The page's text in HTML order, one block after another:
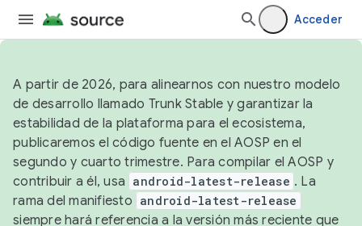
Acceder
A partir de 2026, para alinearnos con nuestro modelo
de desarrollo llamado Trunk Stable y garantizar la
estabilidad de la plataforma para el ecosistema,
publicaremos el código fuente en el AOSP en el
segundo y cuarto trimestre. Para compilar el AOSP y
contribuir a él, usa android-latest-release . La
rama del manifiesto android-latest-release
siempre hará referencia a la versión más reciente que